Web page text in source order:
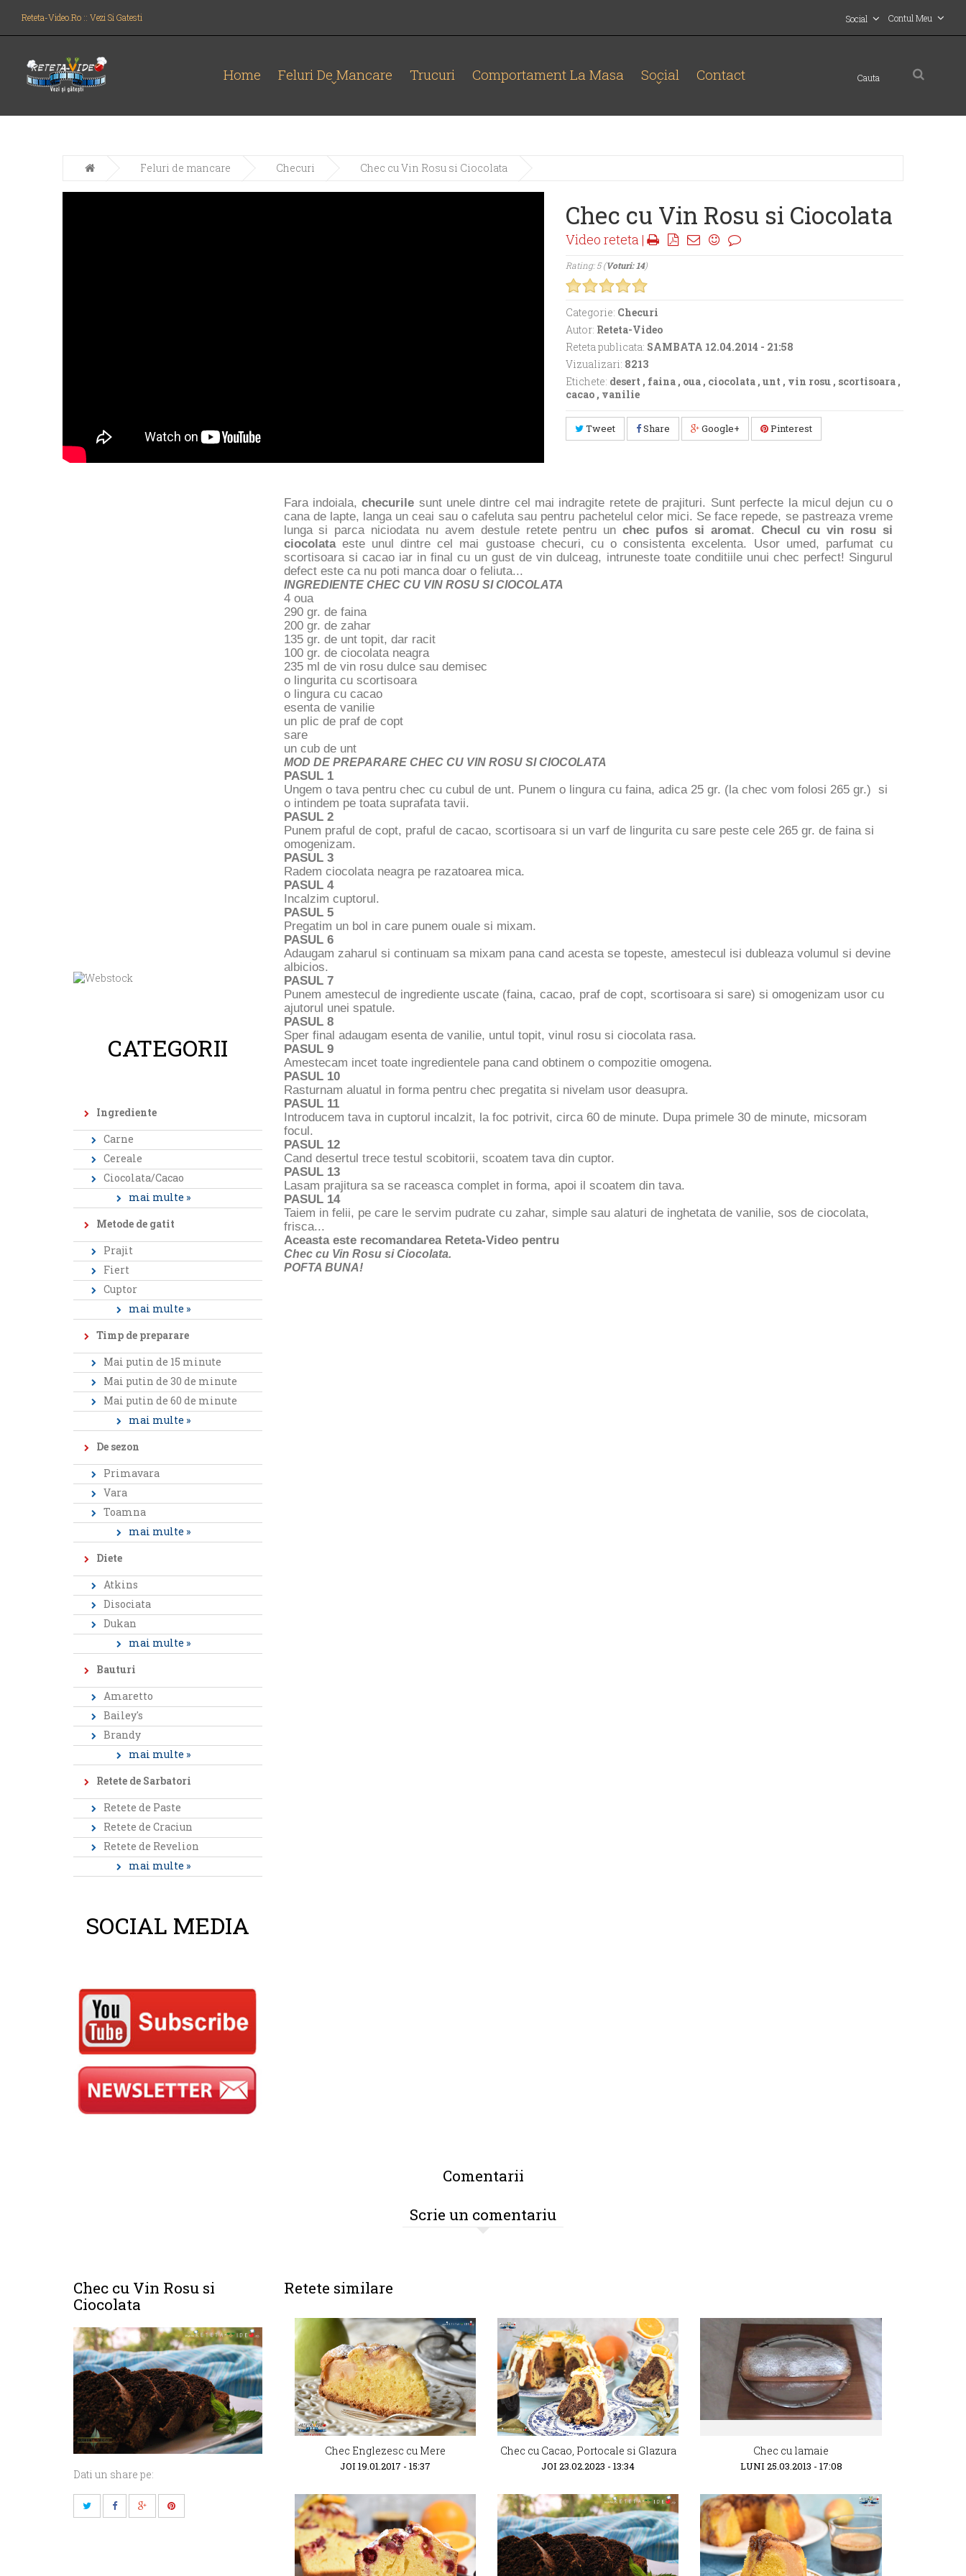
Reteta-Video.ro :: Vezi Si Gatesti Contul Meu
Social
Home Feluri De Mancare Trucuri Comportament La Masa Social Contact
Feluri de mancare Checuri Chec cu Vin Rosu si Ciocolata
Chec cu Vin Rosu si Ciocolata
Video reteta |
Rating: 5 (Voturi: 14)
Categorie: Checuri
Autor: Reteta-Video
Reteta publicata: SAMBATA 12.04.2014 - 21:58
Vizualizari: 8213
Etichete: desert , faina , oua , ciocolata , unt , vin rosu , scortisoara ,
cacao , vanilie
Tweet Share Google+ Pinterest
CATEGORII
Ingrediente
Carne
Cereale
Ciocolata/Cacao
mai multe »
Metode de gatit
Prajit
Fiert
Cuptor
mai multe »
Timp de preparare
Mai putin de 15 minute
Mai putin de 30 de minute
Mai putin de 60 de minute
mai multe »
De sezon
Primavara
Vara
Toamna
mai multe »
Diete
Atkins
Disociata
Dukan
mai multe »
Bauturi
Amaretto
Bailey's
Brandy
mai multe »
Retete de Sarbatori
Retete de Paste
Retete de Craciun
Retete de Revelion
mai multe »
SOCIAL MEDIA
Fara indoiala,checurile sunt unele dintre cel mai indragite retete de prajituri. Sunt perfecte la micul dejun cu o
cana de lapte, langa un ceai sau o cafeluta sau pentru pachetelul celor mici. Se face repede, se pastreaza vreme
lunga si parca niciodata nu avem destule retete pentru unchec pufos si aromat. Checul cu vin rosu si
ciocolataeste unul dintre cel mai gustoase checuri, cu o consistenta excelenta. Usor umed, parfumat cu
scortisoara si cacao iar in final cu un gust de vin dulceag, intruneste toate conditiile unui chec perfect! Singurul
defect este ca nu poti manca doar o feliuta...
INGREDIENTE CHEC CU VIN ROSU SI CIOCOLATA
4 oua
290 gr. de faina
200 gr. de zahar
135 gr. de unt topit, dar racit
100 gr. de ciocolata neagra
235 ml de vin rosu dulce sau demisec
o lingurita cu scortisoara
o lingura cu cacao
esenta de vanilie
un plic de praf de copt
sare
un cub de unt
MOD DE PREPARARE CHEC CU VIN ROSU SI CIOCOLATA
PASUL 1
Ungem o tava pentru chec cu cubul de unt. Punem o lingura cu faina, adica 25 gr. (la chec vom folosi 265 gr.) si
o intindem pe toata suprafata tavii.
PASUL 2
Punem praful de copt, praful de cacao, scortisoara si un varf de lingurita cu sare peste cele 265 gr. de faina si
omogenizam.
PASUL 3
Radem ciocolata neagra pe razatoarea mica.
PASUL 4
Incalzim cuptorul.
PASUL 5
Pregatim un bol in care punem ouale si mixam.
PASUL 6
Adaugam zaharul si continuam sa mixam pana cand acesta se topeste, amestecul isi dubleaza volumul si devine
albicios.
PASUL 7
Punem amestecul de ingrediente uscate (faina, cacao, praf de copt, scortisoara si sare) si omogenizam usor cu
ajutorul unei spatule.
PASUL 8
Sper final adaugam esenta de vanilie, untul topit, vinul rosu si ciocolata rasa.
PASUL 9
Amestecam incet toate ingredientele pana cand obtinem o compozitie omogena.
PASUL 10
Rasturnam aluatul in forma pentru chec pregatita si nivelam usor deasupra.
PASUL 11
Introducem tava in cuptorul incalzit, la foc potrivit, circa 60 de minute. Dupa primele 30 de minute, micsoram
focul.
PASUL 12
Cand desertul trece testul scobitorii, scoatem tava din cuptor.
PASUL 13
Lasam prajitura sa se raceasca complet in forma, apoi il scoatem din tava.
PASUL 14
Taiem in felii, pe care le servim pudrate cu zahar, simple sau alaturi de inghetata de vanilie, sos de ciocolata,
frisca...
Aceasta este recomandarea Reteta-Video pentru
Chec cu Vin Rosu si Ciocolata.
POFTA BUNA!
Comentarii
Scrie un comentariu
Chec cu Vin Rosu si
Ciocolata
Dati un share pe:
Retete similare
Chec Englezesc cu Mere
JOI 19.01.2017 - 15:37
Chec cu Cacao, Portocale si Glazura
JOI 23.02.2023 - 13:34
Chec cu lamaie
LUNI 25.03.2013 - 17:08